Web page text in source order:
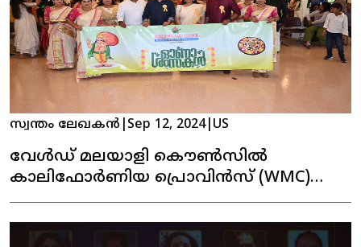
സ്വന്തം ലേഖകൻ Sep 12, 2024| US
വേൾഡ് മലയാളി കൌൺസിൽ
കാലിഫോർണിയ പ്രൊവിൻസ് (WMC)
കന്നി ഓണാഘോഷം